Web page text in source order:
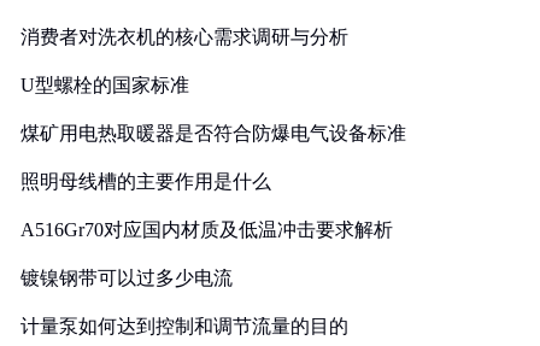
消费者对洗衣机的核心需求调研与分析
U型螺栓的国家标准
煤矿用电热取暖器是否符合防爆电气设备标准
照明母线槽的主要作用是什么
A516Gr70对应国内材质及低温冲击要求解析
镀镍钢带可以过多少电流
计量泵如何达到控制和调节流量的目的